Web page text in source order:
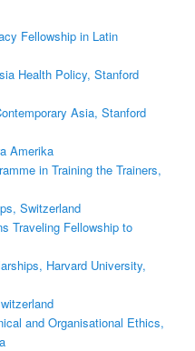
Fellowship in Latin
Health Policy, Stanford
Asia, Stanford
Amerika
in Training the Trainers,
Switzerland
Traveling Fellowship to
Harvard University,
and Organisational Ethics,